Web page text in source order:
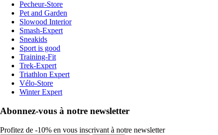
Pecheur-Store
Pet and Garden
Slowood Interior
Smash-Expert
Sneakids
Sport is good
Training-Fit
Trek-Expert
Triathlon Expert
Vélo-Store
Winter Expert
Abonnez-vous à notre newsletter
Profitez de -10% en vous inscrivant à notre newsletter